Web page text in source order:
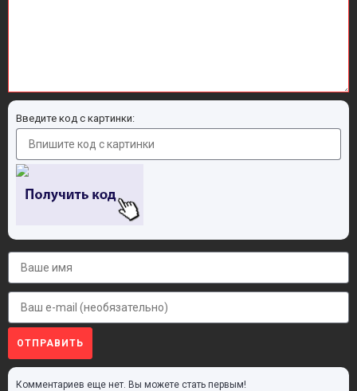
Введите код с картинки:
ОТПРАВИТЬ
Комментариев еще нет. Вы можете стать первым!